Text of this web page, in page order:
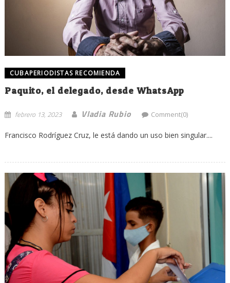
CUBAPERIODISTAS RECOMIENDA
Paquito, el delegado, desde WhatsApp
febrero 13, 2023 Vladia Rubio Comment(0)
Francisco Rodríguez Cruz, le está dando un uso bien singular....